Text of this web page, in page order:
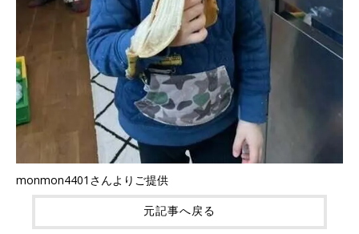
monmon4401さんよりご提供
元記事へ戻る